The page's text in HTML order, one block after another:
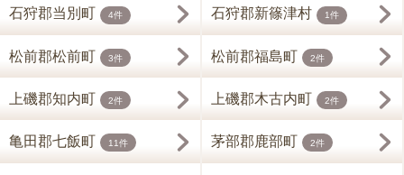
石狩郡当別町 4件 石狩郡新篠津村 1件
松前郡松前町 3件 松前郡福島町 2件
上磯郡知内町 2件 上磯郡木古内町 2件
亀田郡七飯町 11件 茅部郡鹿部町 2件